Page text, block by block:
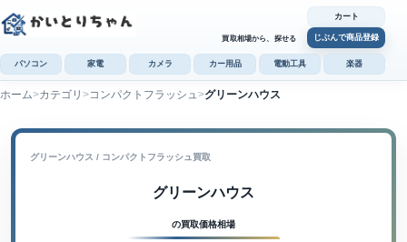
買取相場から、探せる
カート
じぶんで商品登録
パソコン 家電 カメラ カー用品 電動工具 楽器
ホーム カテゴリ コンパクトフラッシュ グリーンハウス
グリーンハウス / コンパクトフラッシュ買取
グリーンハウス
の買取価格相場